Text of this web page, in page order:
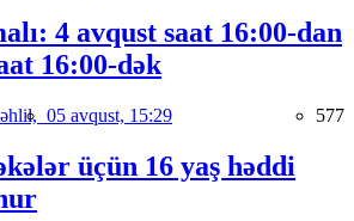
4 avqust saat 16:00-dan
16:00-dək
05 avqust, 15:29 577
üçün 16 yaş həddi